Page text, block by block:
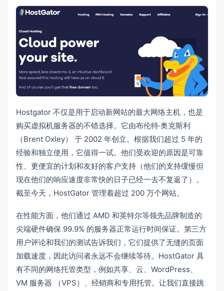
Hostgator 不仅是用于启动新网站的最大网络主机，也是
购买虚拟机服务器的不错选择。它由布伦特·奥克斯利
（Brent Oxley） 于 2002 年创立。根据我们超过 5 年的
经验和独立使用，它值得一试。他们受欢迎的原因是可靠
性、更便宜的计划和友好的客户支持（他们的支持缓慢但
现在他们的响应速度非常快的日子已经一去不复返了）。
截至今天，HostGator 管理着超过 200 万个网站。
在性能方面，他们通过 AMD 和英特尔等领先品牌制造的
尖端硬件确保 99.9% 的服务器正常运行时间保证。第三方
用户评论和我们的测试告诉我们，它们提供了无缝的页面
加载速度，因此访问者永远不会继续等待。HostGator 具
有不同的网络托管类型，例如共享、云、WordPress、
VM 服务器 （VPS）、经销商和专用托管。让我们直接跳